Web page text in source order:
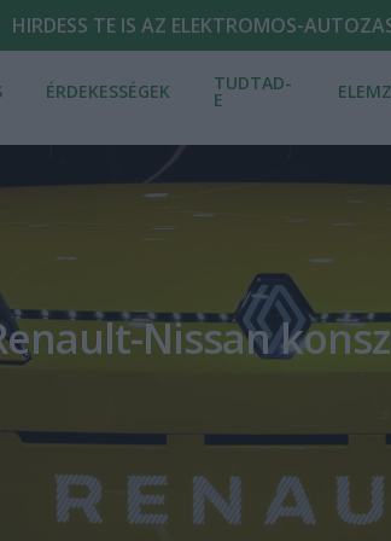
HIRDESS TE IS AZ ELEKTROMOS-
ÉRDEKESSÉGEK TUDTAD-
E
Nissan